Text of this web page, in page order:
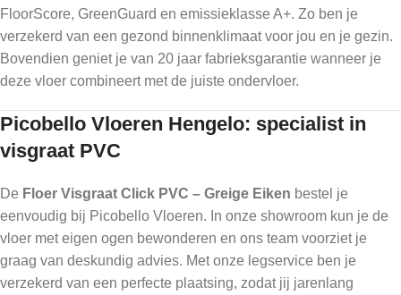
FloorScore, GreenGuard en emissieklasse A+. Zo ben je
verzekerd van een gezond binnenklimaat voor jou en je gezin.
Bovendien geniet je van 20 jaar fabrieksgarantie wanneer je
deze vloer combineert met de juiste ondervloer.
Picobello Vloeren Hengelo: specialist in
visgraat PVC
De Floer Visgraat Click PVC – Greige Eiken bestel je
eenvoudig bij Picobello Vloeren. In onze showroom kun je de
vloer met eigen ogen bewonderen en ons team voorziet je
graag van deskundig advies. Met onze legservice ben je
verzekerd van een perfecte plaatsing, zodat jij jarenlang